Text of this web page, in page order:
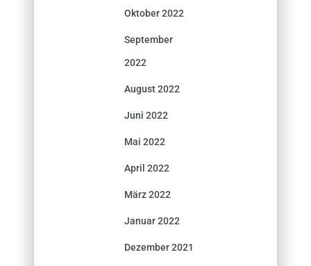
Oktober 2022
September
2022
August 2022
Juni 2022
Mai 2022
April 2022
März 2022
Januar 2022
Dezember 2021